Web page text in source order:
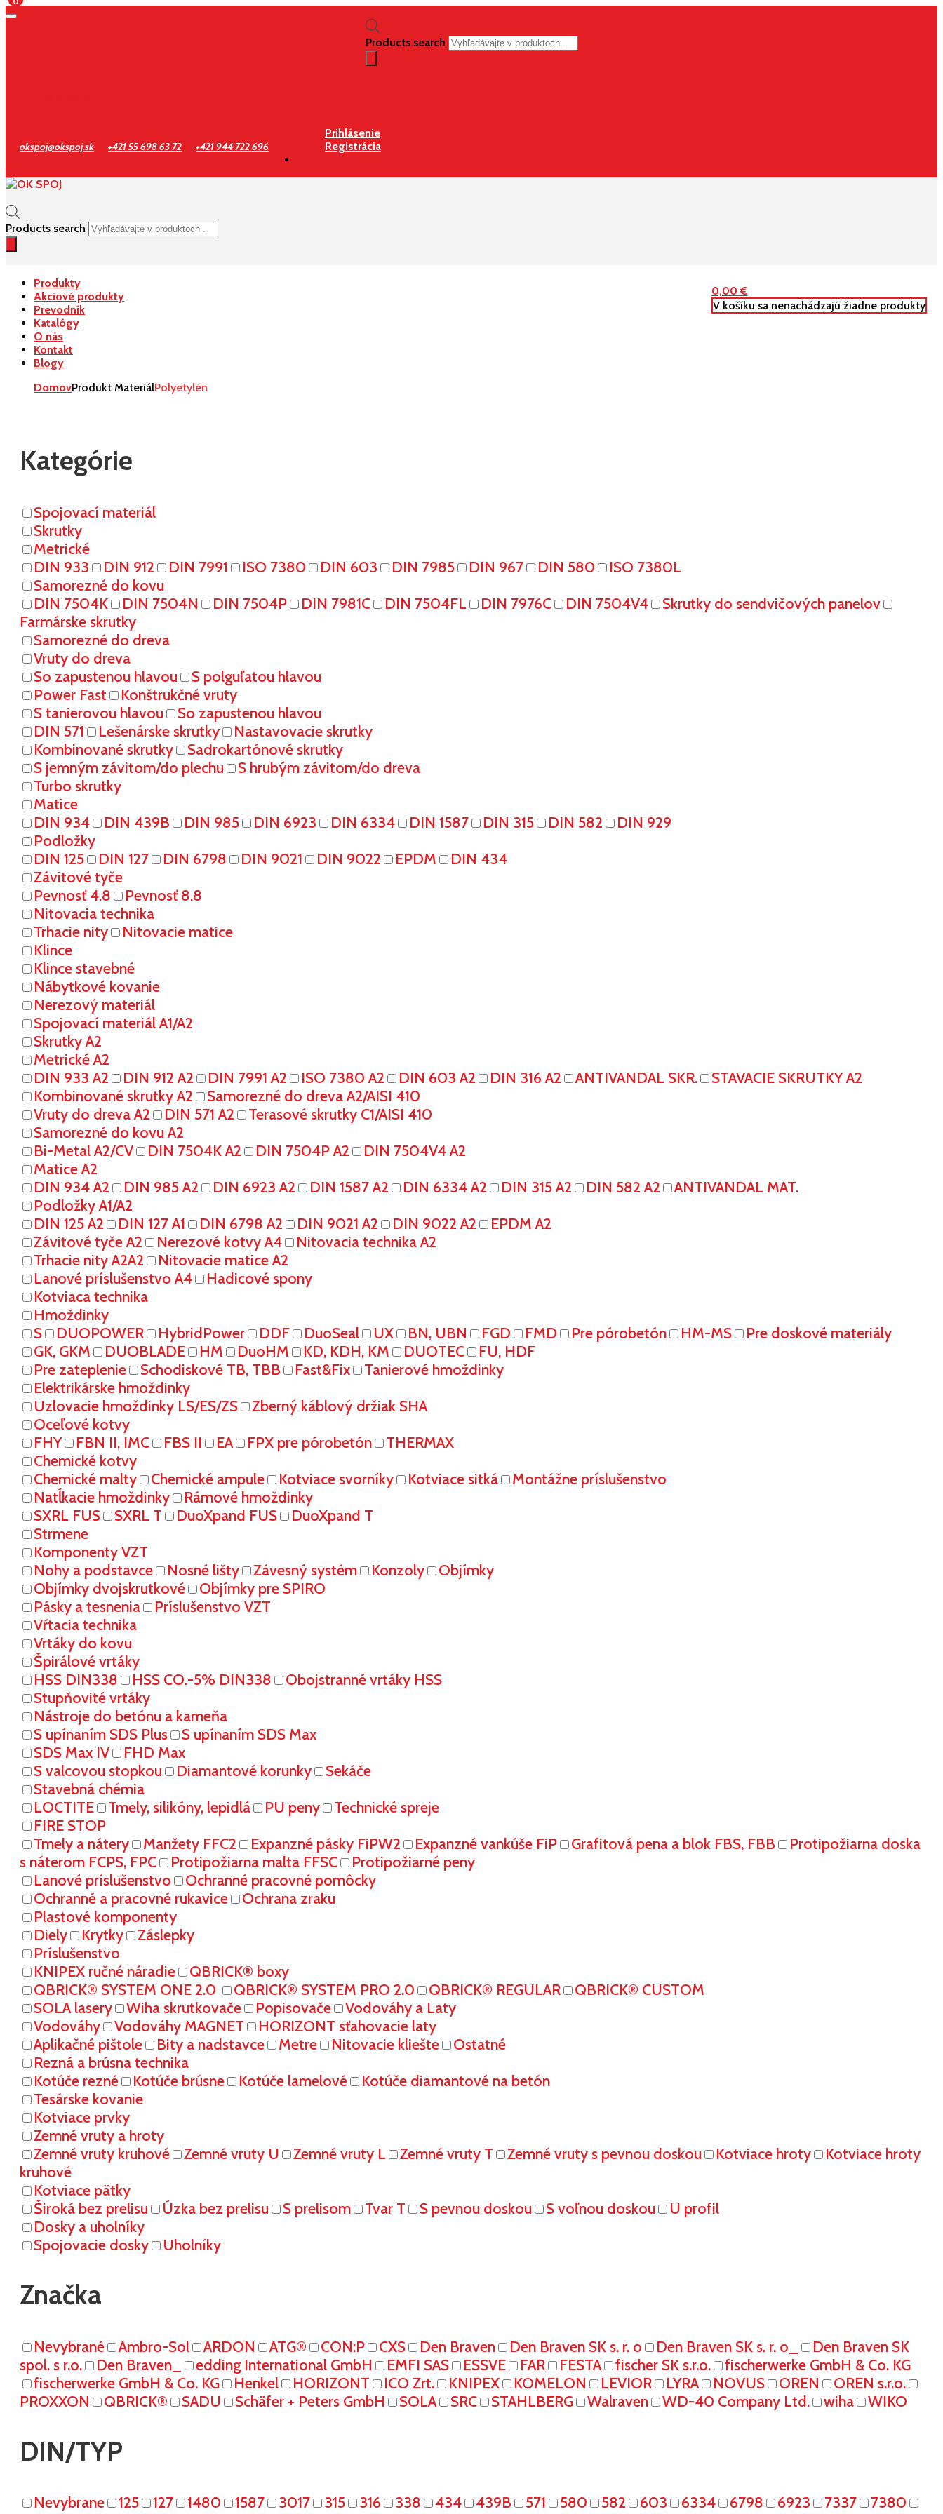
Products search
okspoj@okspoj.sk +421 55 698 63 72 +421 944 722 696
Prihlásenie
Registrácia
Products search
0,00€
V košíku sa nenachádzajú žiadne produkty
Produkty
Akciové produkty
Prevodník
Katalógy
O nás
Kontakt
Blogy
DomovProdukt MateriálPolyetylén
Kategórie
Spojovací materiál
Skrutky
Metrické
DIN 933
DIN 912 DIN 7991 ISO 7380 DIN 603 DIN 7985 DIN 967 DIN 580
ISO 7380L
Samorezné do kovu
DIN 7504K
DIN 7504N DIN 7504P DIN 7981C DIN 7504FL DIN 7976C DIN 7504V4
Skrutky do sendvičových panelov
Farmárske skrutky
Samorezné do dreva
Vruty do dreva
So zapustenou hlavou
S polguľatou hlavou
Power Fast
Konštrukčné vruty
S tanierovou hlavou
So zapustenou hlavou
DIN 571
Lešenárske skrutky
Nastavovacie skrutky
Kombinované skrutky
Sadrokartónové skrutky
S jemným závitom/do plechu
S hrubým závitom/do dreva
Turbo skrutky
Matice
DIN 934
DIN 439B DIN 985 DIN 6923 DIN 6334 DIN 1587 DIN 315 DIN 582
DIN 929
Podložky
DIN 125
DIN 127 DIN 6798 DIN 9021 DIN 9022 EPDM
DIN 434
Závitové tyče
Pevnosť 4.8
Pevnosť 8.8
Nitovacia technika
Trhacie nity
Nitovacie matice
Klince
Klince stavebné
Nábytkové kovanie
Nerezový materiál
Spojovací materiál A1/A2
Skrutky A2
Metrické A2
DIN 933 A2
DIN 912 A2 DIN 7991 A2 ISO 7380 A2 DIN 603 A2 DIN 316 A2 ANTIVANDAL SKR.
STAVACIE SKRUTKY A2
Kombinované skrutky A2
Samorezné do dreva A2/AISI 410
Vruty do dreva A2
DIN 571 A2
Terasové skrutky C1/AISI 410
Samorezné do kovu A2
Bi-Metal A2/CV
DIN 7504K A2 DIN 7504P A2
DIN 7504V4 A2
Matice A2
DIN 934 A2
DIN 985 A2 DIN 6923 A2 DIN 1587 A2 DIN 6334 A2 DIN 315 A2 DIN 582 A2
ANTIVANDAL MAT.
Podložky A1/A2
DIN 125 A2
DIN 127 A1 DIN 6798 A2 DIN 9021 A2 DIN 9022 A2
EPDM A2
Závitové tyče A2
Nerezové kotvy A4
Nitovacia technika A2
Trhacie nity A2A2
Nitovacie matice A2
Lanové príslušenstvo A4
Hadicové spony
Kotviaca technika
Hmoždinky
S
DUOPOWER HybridPower DDF DuoSeal UX BN, UBN FGD FMD Pre pórobetón HM-MS
Pre doskové materiály
GK, GKM
DUOBLADE HM DuoHM KD, KDH, KM DUOTEC
FU, HDF
Pre zateplenie
Schodiskové TB, TBB Fast&Fix
Tanierové hmoždinky
Elektrikárske hmoždinky
Uzlovacie hmoždinky LS/ES/ZS
Zberný káblový držiak SHA
Oceľové kotvy
FHY
FBN II, IMC FBS II EA FPX pre pórobetón
THERMAX
Chemické kotvy
Chemické malty
Chemické ampule Kotviace svorníky Kotviace sitká
Montážne príslušenstvo
Natĺkacie hmoždinky
Rámové hmoždinky
SXRL FUS
SXRL T DuoXpand FUS
DuoXpand T
Strmene
Komponenty VZT
Nohy a podstavce
Nosné lišty Závesný systém Konzoly
Objímky
Objímky dvojskrutkové
Objímky pre SPIRO
Pásky a tesnenia
Príslušenstvo VZT
Vŕtacia technika
Vrtáky do kovu
Špirálové vrtáky
HSS DIN338
HSS CO.-5% DIN338
Obojstranné vrtáky HSS
Stupňovité vrtáky
Nástroje do betónu a kameňa
S upínaním SDS Plus
S upínaním SDS Max
SDS Max IV
FHD Max
S valcovou stopkou
Diamantové korunky
Sekáče
Stavebná chémia
LOCTITE
Tmely, silikóny, lepidlá PU peny
Technické spreje
FIRE STOP
Tmely a nátery
Manžety FFC2 Expanzné pásky FiPW2 Expanzné vankúše FiP Grafitová pena a blok FBS, FBB
Protipožiarna doska
s náterom FCPS, FPC
Protipožiarna malta FFSC
Protipožiarné peny
Lanové príslušenstvo
Ochranné pracovné pomôcky
Ochranné a pracovné rukavice
Ochrana zraku
Plastové komponenty
Diely
Krytky
Záslepky
Príslušenstvo
KNIPEX ručné náradie
QBRICK® boxy
QBRICK® SYSTEM ONE 2.0
QBRICK® SYSTEM PRO 2.0 QBRICK® REGULAR
QBRICK® CUSTOM
SOLA lasery
Wiha skrutkovače Popisovače
Vodováhy a Laty
Vodováhy
Vodováhy MAGNET
HORIZONT sťahovacie laty
Aplikačné pištole
Bity a nadstavce Metre Nitovacie kliešte
Ostatné
Rezná a brúsna technika
Kotúče rezné
Kotúče brúsne Kotúče lamelové
Kotúče diamantové na betón
Tesárske kovanie
Kotviace prvky
Zemné vruty a hroty
Zemné vruty kruhové
Zemné vruty U Zemné vruty L Zemné vruty T Zemné vruty s pevnou doskou Kotviace hroty
Kotviace hroty
kruhové
Kotviace pätky
Široká bez prelisu
Úzka bez prelisu S prelisom Tvar T S pevnou doskou S voľnou doskou
U profil
Dosky a uholníky
Spojovacie dosky
Uholníky
Značka
Nevybrané Ambro-Sol ARDON ATG® CON:P CXS Den Braven Den Braven SK s. r. o Den Braven SK s. r. o_
Den Braven SK
spol. s r.o.
Den Braven_ edding International GmbH EMFI SAS ESSVE FAR FESTA fischer SK s.r.o.
fischerwerke GmbH & Co. KG
fischerwerke GmbH & Co. KG
Henkel HORIZONT ICO Zrt. KNIPEX KOMELON LEVIOR LYRA NOVUS OREN
OREN s.r.o.
PROXXON
QBRICK® SADU Schäfer + Peters GmbH SOLA SRC STAHLBERG Walraven WD-40 Company Ltd. wiha WIKO
DIN/TYP
Nevybrane 125 127 1480 1587 3017 315 316 338 434 439B 571 580 582 603 6334 6798 6923 7337
7380